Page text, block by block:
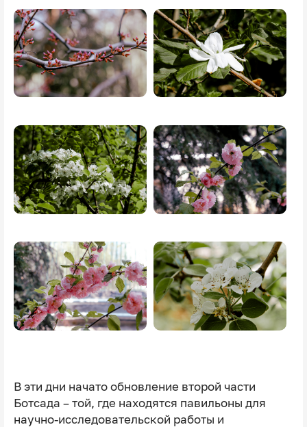
Image Image
Image Image
Image Image
В эти дни начато обновление второй части
Ботсада – той, где находятся павильоны для
научно-исследовательской работы и